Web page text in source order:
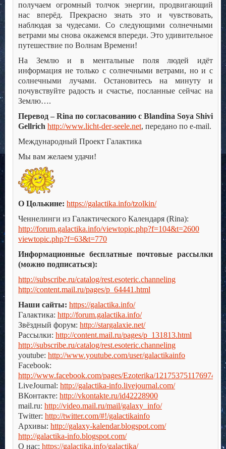
получаем огромный толчок энергии, продвигающий
нас вперёд. Прекрасно знать это и чувствовать,
наблюдая за чудесами. Со следующими солнечными
ветрами мы снова окажемся впереди. Это удивительное
путешествие по Волнам Времени!
На Землю и в ментальные поля людей идёт
информация не только с солнечными ветрами, но и с
солнечными лучами. Остановитесь на минуту и
почувствуйте радость и счастье, посланные сейчас на
Землю….
Перевод – Rina по согласованию с Blandina Soya Shivi
Gellrich http://www.licht-der-seele.net, передано по e-mail.
Международный Проект Галактика
Мы вам желаем удачи!
О Цолькине: https://galactika.info/tzolkin/
Ченнелинги из Галактического Календаря (Rina):
http://forum.galactika.info/viewtopic.php?f=104&t=2600
viewtopic.php?f=63&t=770
Информационные бесплатные почтовые рассылки
(можно подписаться):
http://subscribe.ru/catalog/rest.esoteric.channeling
http://content.mail.ru/pages/p_64441.html
Наши сайты: https://galactika.info/
Галактика: http://forum.galactika.info/
Звёздный форум: http://stargalaxie.net/
Рассылки: http://content.mail.ru/pages/p_131813.html
http://subscribe.ru/catalog/rest.esoteric.channeling
youtube: http://www.youtube.com/user/galactikainfo
Facebook:
http://www.facebook.com/pages/Ezoterika/121753751176974
LiveJournal: http://galactika-info.livejournal.com/
ВКонтакте: http://vkontakte.ru/id42228900
mail.ru: http://video.mail.ru/mail/galaxy_info/
Twitter: http://twitter.com/#!/galactikainfo
Архивы: http://galaxy-kalendar.blogspot.com/
http://galactika-info.blogspot.com/
О нас: https://galactika.info/galactika/